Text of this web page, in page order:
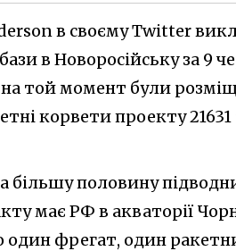
в своєму Twitter
в Новоросійську за 9
той момент були
корвети проекту
більшу половину
має РФ в акваторії
фрегат, один